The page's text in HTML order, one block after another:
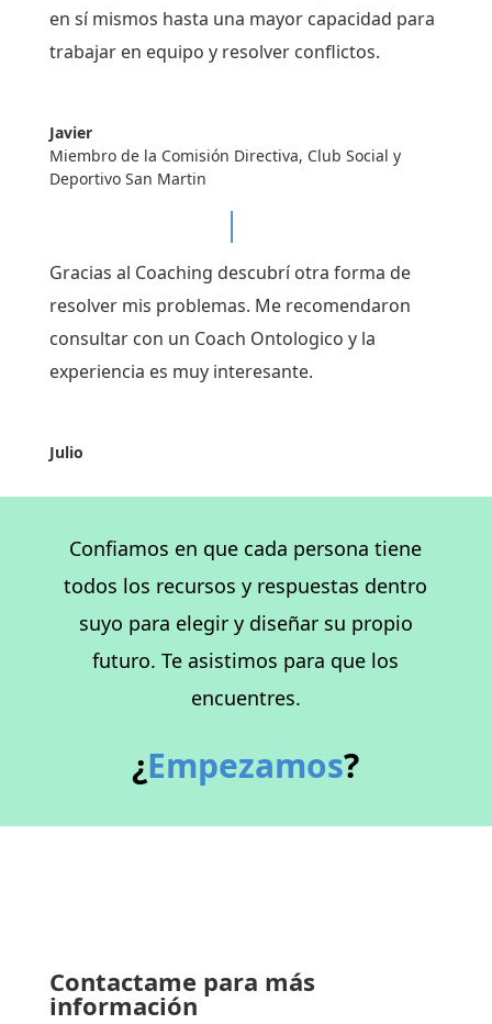
en sí mismos hasta una mayor capacidad para
trabajar en equipo y resolver conflictos.
Javier
Miembro de la Comisión Directiva, Club Social y
Deportivo San Martin
Gracias al Coaching descubrí otra forma de
resolver mis problemas. Me recomendaron
consultar con un Coach Ontologico y la
experiencia es muy interesante.
Julio
Confiamos en que cada persona tiene
todos los recursos y respuestas dentro
suyo para elegir y diseñar su propio
futuro. Te asistimos para que los
encuentres.
¿Empezamos?
Contactame para más
información